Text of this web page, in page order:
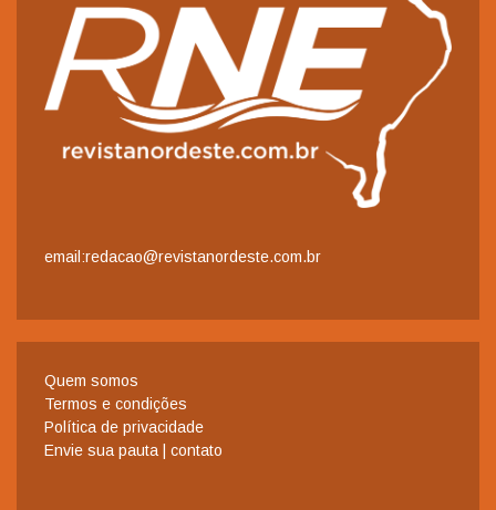
email:redacao@revistanordeste.com.br
Quem somos
Termos e condições
Política de privacidade
Envie sua pauta | contato